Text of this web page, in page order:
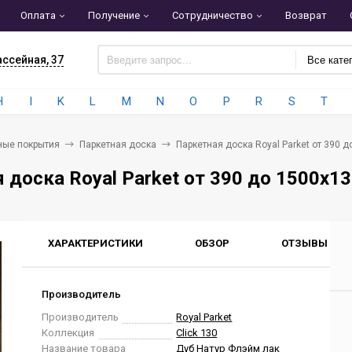
Оплата Получение Сотрудничество Возврат
37 Все
I K L M N O P R S T
покрытия Паркетная доска Паркетная доска Royal Parket от 390
доска Royal Parket от 390 до
ХАРАКТЕРИСТИКИ ОБЗОР ОТЗЫВЫ
Производитель
Производитель
Royal Parket
Коллекция
Click 130
Название товара
Дуб Натур Флэйм лак